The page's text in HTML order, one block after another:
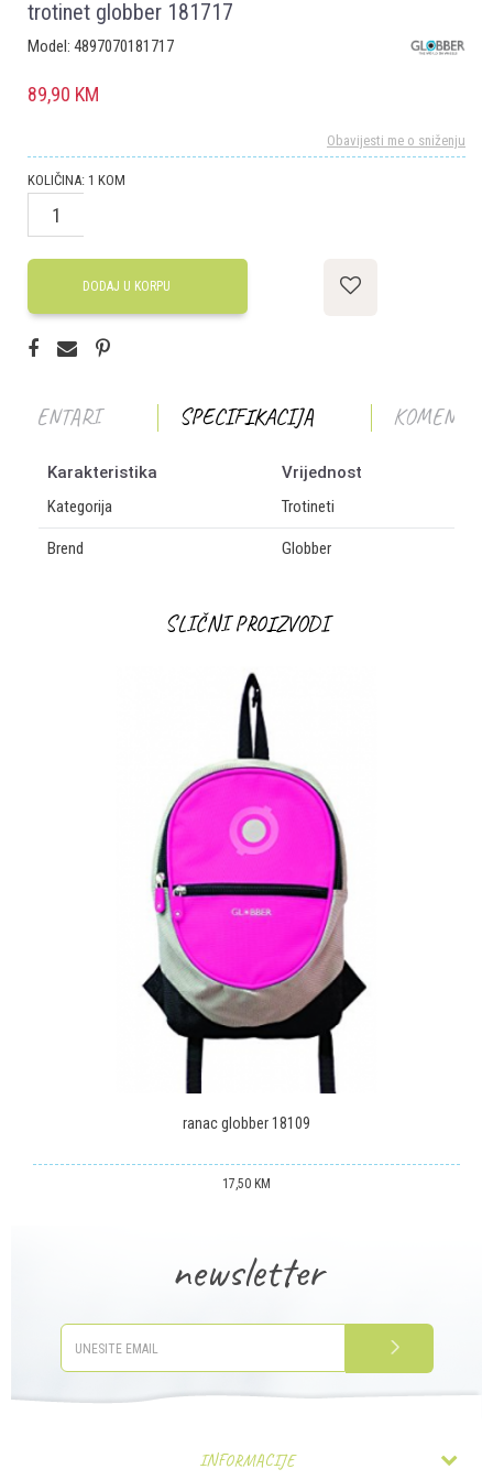
trotinet globber 181717
Model: 4897070181717
89,90 KM
Obavijesti me o sniženju
KOLIČINA: 1 KOM
DODAJ U KORPU
SPECIFIKACIJA
Karakteristika
Vrijednost
Kategorija
Trotineti
Brend Globber
POŠALJI
SLIČNI PROIZVODI
ranac globber 18109
17,50 KM
newsletter
PRIJAVITE SE
INFORMACIJE